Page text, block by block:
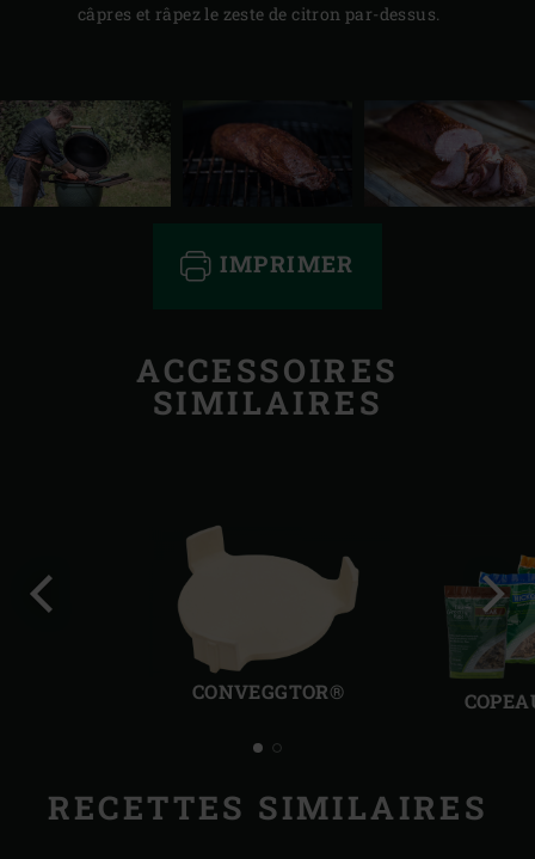
câpres et râpez le zeste de citron par-dessus.
IMPRIMER
ACCESSOIRES
SIMILAIRES
CONVEGGTOR®
RECETTES SIMILAIRES